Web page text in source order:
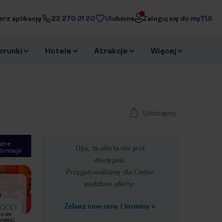
aplikację 22 270 31 20 Ulubione Zaloguj się do myTUI
Hotele Atrakcje Więcej
Udostępnij
Ups, ta oferta nie jest
dostępna.
Przygotowaliśmy dla Ciebie
podobne oferty:
Zobacz inne ceny i terminy »
Next slide
1/17
po
Bardzo dobry